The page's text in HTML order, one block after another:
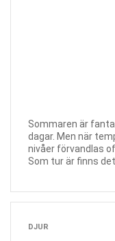
Sommaren är
dagar. Men när
nivåer förvandlas
Som tur är finns
DJUR